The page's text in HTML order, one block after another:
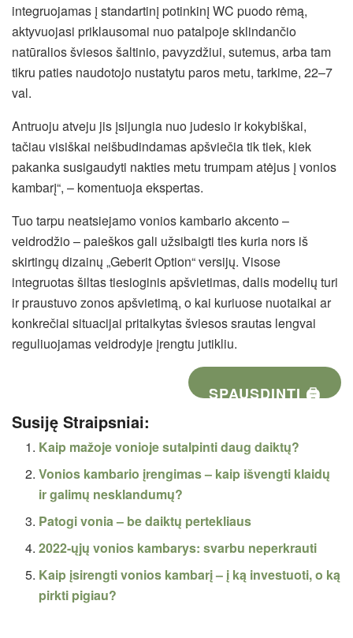
integruojamas į standartinį potinkinį WC puodo rėmą,
aktyvuojasi priklausomai nuo patalpoje sklindančio
natūralios šviesos šaltinio, pavyzdžiui, sutemus, arba tam
tikru paties naudotojo nustatytu paros metu, tarkime, 22–7
val.
Antruoju atveju jis įsijungia nuo judesio ir kokybiškai,
tačiau visiškai neišbudindamas apšviečia tik tiek, kiek
pakanka susigaudyti nakties metu trumpam atėjus į vonios
kambarį“, – komentuoja ekspertas.
Tuo tarpu neatsiejamo vonios kambario akcento –
veidrodžio – paieškos gali užsibaigti ties kuria nors iš
skirtingų dizainų „Geberit Option“ versijų. Visose
integruotas šiltas tiesioginis apšvietimas, dalis modelių turi
ir praustuvo zonos apšvietimą, o kai kuriuose nuotaikai ar
konkrečiai situacijai pritaikytas šviesos srautas lengvai
reguliuojamas veidrodyje įrengtu jutikliu.
SPAUSDINTI 🖨
Susiję Straipsniai:
Kaip mažoje vonioje sutalpinti daug daiktų?
Vonios kambario įrengimas – kaip išvengti klaidų
ir galimų nesklandumų?
Patogi vonia – be daiktų pertekliaus
2022-ųjų vonios kambarys: svarbu neperkrauti
Kaip įsirengti vonios kambarį – į ką investuoti, o ką
pirkti pigiau?